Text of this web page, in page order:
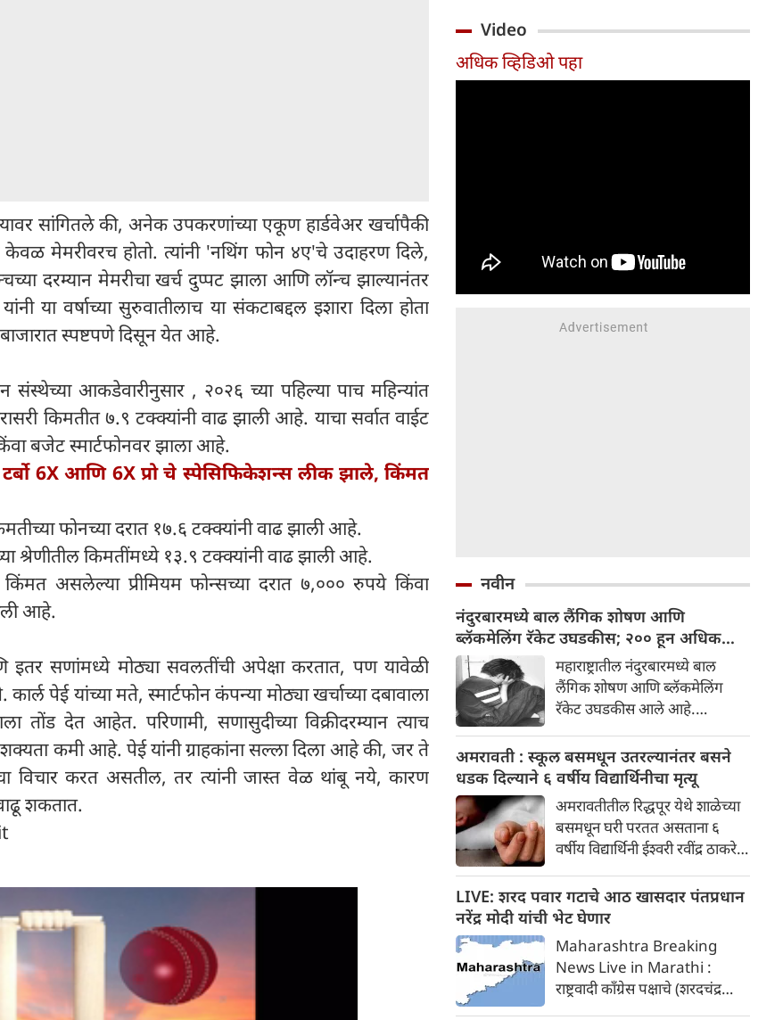
सांगितले की, अनेक उपकरणांच्या एकूण हार्डवेअर खर्चापैकी
मेमरीवरच होतो. त्यांनी 'नथिंग फोन ४ए'चे उदाहरण दिले,
दरम्यान मेमरीचा खर्च दुप्पट झाला आणि लॉन्च झाल्यानंतर
या वर्षाच्या सुरुवातीलाच या संकटाबद्दल इशारा दिला होता
स्पष्टपणे दिसून येत आहे.
आकडेवारीनुसार , २०२६ च्या पहिल्या पाच महिन्यांत
किमतीत ७.९ टक्क्यांनी वाढ झाली आहे. याचा सर्वात वाईट
बजेट स्मार्टफोनवर झाला आहे.
6X आणि 6X प्रो चे स्पेसिफिकेशन्स लीक झाले, किंमत
फोनच्या दरात १७.६ टक्क्यांनी वाढ झाली आहे.
श्रेणीतील किमतींमध्ये १३.९ टक्क्यांनी वाढ झाली आहे.
किंमत असलेल्या प्रीमियम फोन्सच्या दरात ७,००० रुपये किंवा
आहे.
इतर सणांमध्ये मोठ्या सवलतींची अपेक्षा करतात, पण यावेळी
पेई यांच्या मते, स्मार्टफोन कंपन्या मोठ्या खर्चाच्या दबावाला
तोंड देत आहेत. परिणामी, सणासुदीच्या विक्रीदरम्यान त्याच
कमी आहे. पेई यांनी ग्राहकांना सल्ला दिला आहे की, जर ते
विचार करत असतील, तर त्यांनी जास्त वेळ थांबू नये, कारण
शकतात.
दानधर्म आणि सात्विक जीवनशैलीचे
पालन करतात.
Video
अधिक व्हिडिओ पहा
नवीन
नंदुरबारमध्ये बाल लैंगिक शोषण आणि
ब्लॅकमेलिंग रॅकेट उघडकीस; २०० हून अधिक
अश्लील क्लिप्स जप्तमहाराष्ट्रातील नंदुरबारमध्ये बाल
लैंगिक शोषण आणि ब्लॅकमेलिंग
रॅकेट उघडकीस आले आहे.
जिल्ह्यातून निष्पाप मुले आणि
तरुणांचे क्रूर लैंगिक शोषण, अश्लील
व्हिडिओ बनवणे आणि त्यानंतर
ब्लॅकमेलिंगचे एक धक्कादायक
प्रकरण उघडकीस आले आहे.
अमरावती : स्कूल बसमधून उतरल्यानंतर बसने
धडक दिल्याने ६ वर्षीय विद्यार्थिनीचा मृत्यू
अमरावतीतील रिद्धपूर येथे शाळेच्या
बसमधून घरी परतत असताना ६
वर्षीय विद्यार्थिनी ईश्वरी रवींद्र ठाकरे
मृत्यू झाला.
LIVE: शरद पवार गटाचे आठ खासदार पंतप्रधान
नरेंद्र मोदी यांची भेट घेणार
Maharashtra Breaking
News Live in Marathi :
राष्ट्रवादी काँग्रेस पक्षाचे (शरदचंद्र